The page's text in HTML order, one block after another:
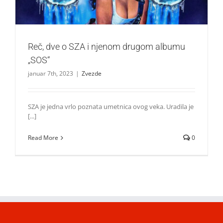
Reč, dve o SZA i njenom drugom albumu
„SOS“
januar 7th, 2023 | Zvezde
SZA je jedna vrlo poznata umetnica ovog veka. Uradila je
[...]
Read More 0